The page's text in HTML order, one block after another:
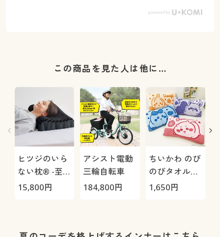
この商品を見た人は他に…
ヒツジのいら
ない枕® -至
極-
15,800円
アシスト電動
三輪自転車
184,800円
ちいかわ のび
のびタオル地
枕カバー
1,650円